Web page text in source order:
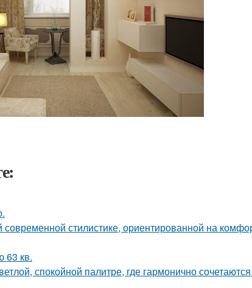
стилистике, ориентированной на
63 кв.
спокойной палитре, где гармонично